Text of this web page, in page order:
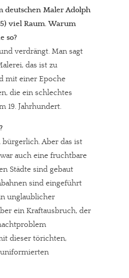
deutschen Maler Adolph
viel Raum. Warum
so?
verdrängt. Man sagt
das ist zu
mit einer Epoche
die ein schlechtes
19. Jahrhundert.
bürgerlich. Aber das ist
auch eine fruchtbare
Städte sind gebaut
sind eingeführt
unglaublicher
ein Kraftausbruch, der
dieser törichten,